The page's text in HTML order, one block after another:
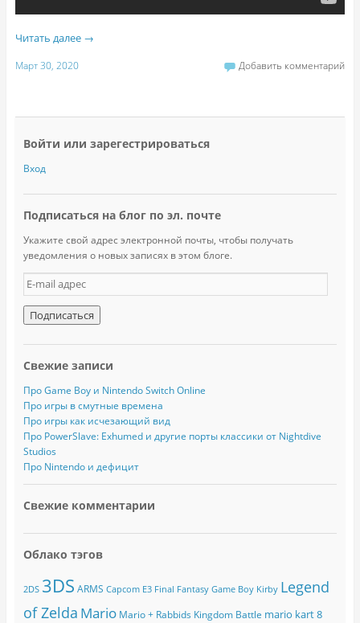
Читать далее →
Март 30, 2020 Добавить комментарий
Войти или зарегестрироваться
Вход
Подписаться на блог по эл. почте
Укажите свой адрес электронной почты, чтобы получать
уведомления о новых записях в этом блоге.
E
-
m
a
i
а
д
р
е
с
Свежие записи
Про Game Boy и Nintendo Switch Online
Про игры в смутные времена
Про игры как исчезающий вид
Про PowerSlave: Exhumed и другие порты классики от Nightdive
Studios
Про Nintendo и дефицит
Свежие комментарии
Облако тэгов
2DS 3DS ARMS Capcom E3 Final Fantasy Game Boy Kirby Legend
of Zelda Mario Mario + Rabbids Kingdom Battle mario kart 8